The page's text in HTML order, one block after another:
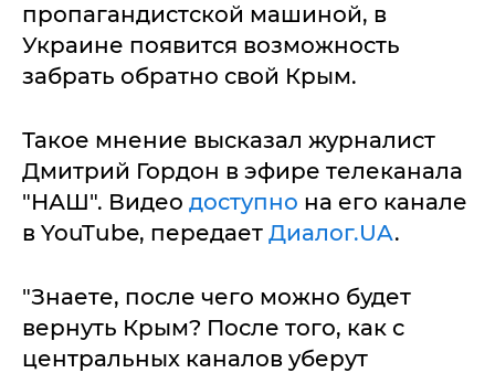
пропагандистской машиной, в
Украине появится возможность
забрать обратно свой Крым.
Такое мнение высказал журналист
Дмитрий Гордон в эфире телеканала
"НАШ". Видео доступно на его канале
в YouTube, передает Диалог.UA.
"Знаете, после чего можно будет
вернуть Крым? После того, как с
центральных каналов уберут